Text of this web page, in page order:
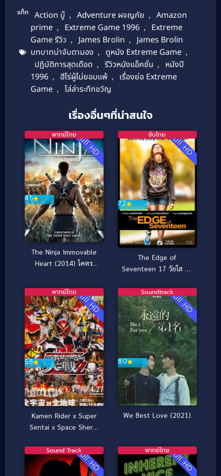
แท็ก Action บู๊ , Adventure ผจญภัย ,
Amazon
prime , Extreme Game 1996 ,
Extreme
Game รีวิว , James Brolin ,
James Brolin
บทบาทน่าจับตามอง , ดูหนัง Extreme Game ,
ปฏิบัติการสุดเดือด , รีวิวหนังแอ็คชั่น ,
หนังปี
1996 , ฮีโร่ผู้ไม่ยอมแพ้ ,
เรื่องย่อ Extreme
Game , ไล่ล่าระทึกขวัญ
เรื่องอื่นๆที่น่าสนใจ
Full HD
4.5
พากย์ไทย
The Ninja Immovable
Heart (2014) โคตร
Full HD
7.2
ซับไทย
The Edge of
Seventeen 17 วัยใส วัน
Full HD
5.8
พากย์ไทย
Kamen Rider x Super
Sentai x Space Sheriff
(2013) มาสค์ไรเดอร์ x ซู
เปอร์เซนไท x ตำรวจ
อวกาศ ซูเปอร์ฮีโร่ไทเซน
Full HD
8.0
Soundtrack
We Best Love (2021)
Full HD
Sound Track Full HD
พากย์ไทย